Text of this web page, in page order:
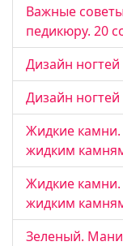
Важные
педикюру. 20
Дизайн
Дизайн
Жидкие камни.
жидким
Жидкие камни.
жидким
Зеленый.